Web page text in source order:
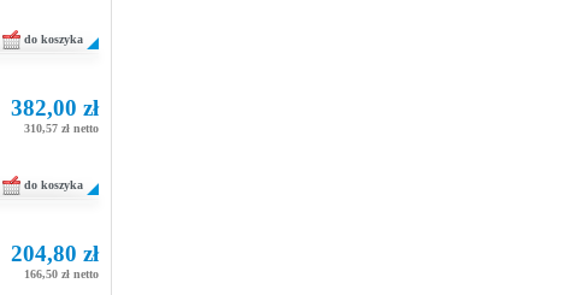
do koszyka
382,00 zł
310,57 zł netto
do koszyka
204,80 zł
166,50 zł netto